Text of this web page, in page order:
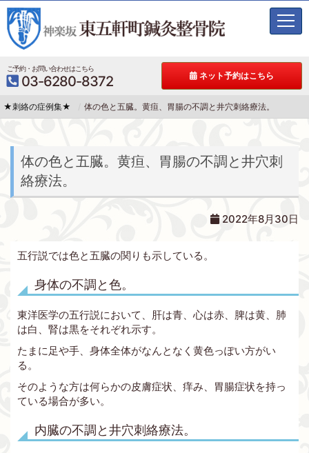
t
t
i
o
ご予約・お問い合わせはこちら
03-6280-8372 ネット予約はこちら
★刺絡の症例集★ 体の色と五臓。黄疸、胃腸の不調と井穴刺絡療法。
体の色と五臓。黄疸、胃腸の不調と井穴刺
絡療法。
2022年8月30日
五行説では色と五臓の関りも示している。
身体の不調と色。
東洋医学の五行説において、肝は青、心は赤、脾は黄、肺
は白、腎は黒をそれぞれ示す。
たまに足や手、身体全体がなんとなく黄色っぽい方がい
る。
そのような方は何らかの皮膚症状、痒み、胃腸症状を持っ
ている場合が多い。
内臓の不調と井穴刺絡療法。